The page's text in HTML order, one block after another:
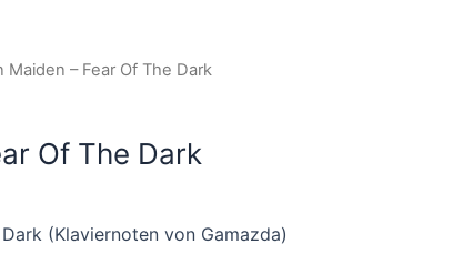
Maiden – Fear Of The Dark
Of The Dark
(Klaviernoten von Gamazda)